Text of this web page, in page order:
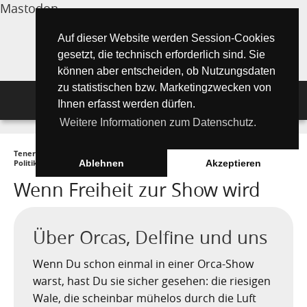
Auf dieser Website werden Session-Cookies
gesetzt, die technisch erforderlich sind. Sie
können aber entscheiden, ob Nutzungsdaten
zu statistischen bzw. Marketingzwecken von
Ihnen erfasst werden dürfen.
Weitere Informationen zum Datenschutz.
Ablehnen Akzeptieren
Mastodon
Navigation
Aktuelle Artikel ►
Tipps für Urlauber
Umwelt & Natur
Geschichte & Geschichten
Tipps für Urlauber
Must See Orte
Teno-Gebirge - Masca
Playa de las Américas
Masca-Schlucht
Kontakte für Notfälle
Wissenswertes
El Drago Milenario
Fauna
Orte und Regionen
Bezirke (Municipios)
Teneriffa
Fuerteventura
Teneriffa Inselmagazin ONLINE
Politik
Wenn Freiheit zur Show wird
Wenn Freiheit zur Show wird
Über Orcas, Delfine und uns
Wenn Du schon einmal in einer Orca-Show
warst, hast Du sie sicher gesehen: die riesigen
Wale, die scheinbar mühelos durch die Luft